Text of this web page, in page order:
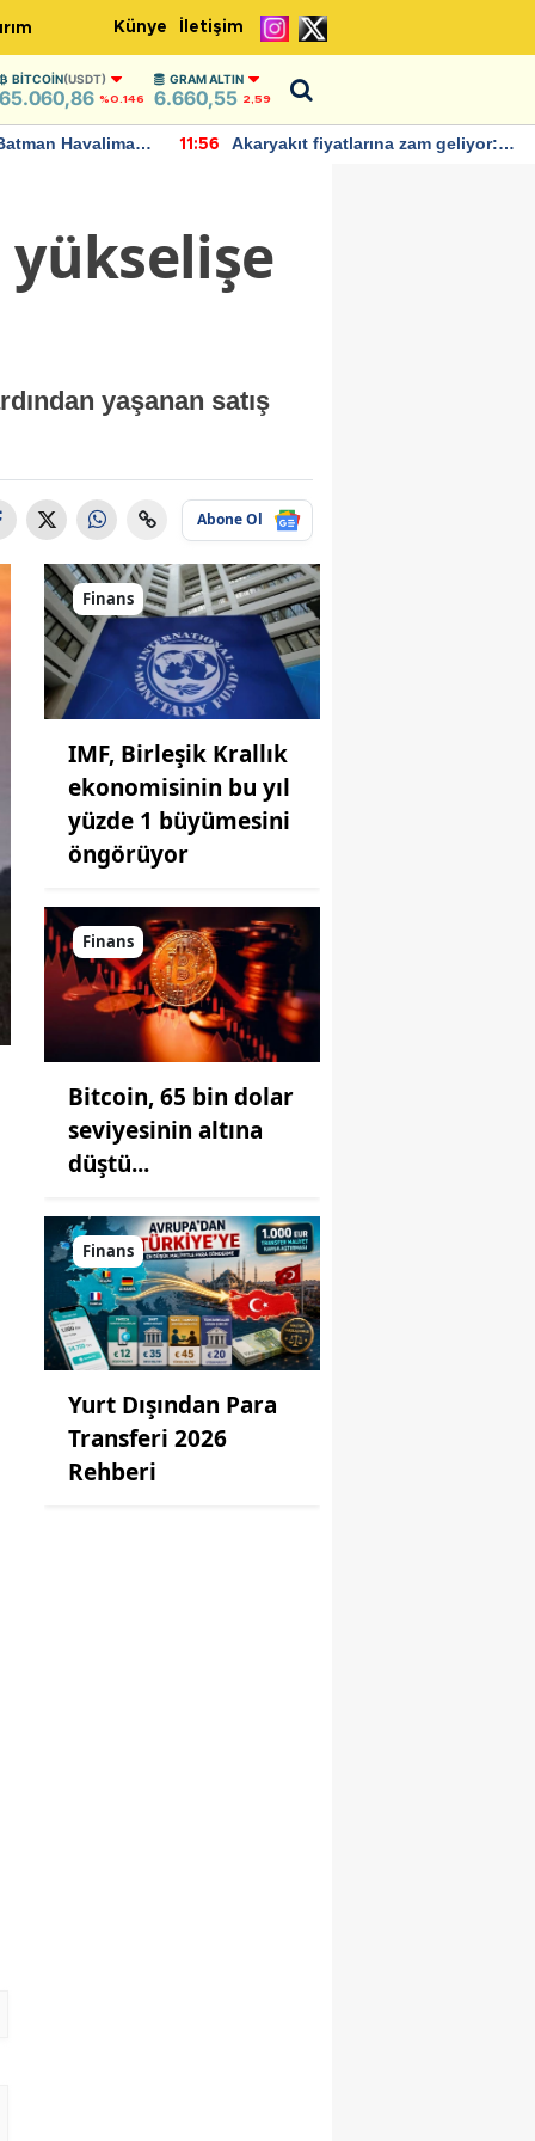
Künye İletişim
BITCOIN(USDT)
65.060,86 %0.146
GRAM ALTIN
6.660,55 2,59
Havalimanı
11:56
Akaryakıt fiyatlarına zam geliyor:
yaşanan satış
Abone Ol
Finans
IMF, Birleşik Krallık
ekonomisinin bu yıl
yüzde 1 büyümesini
öngörüyor
Finans
Bitcoin, 65 bin dolar
seviyesinin altına
düştü...
Finans
Yurt Dışından Para
Transferi 2026
Rehberi